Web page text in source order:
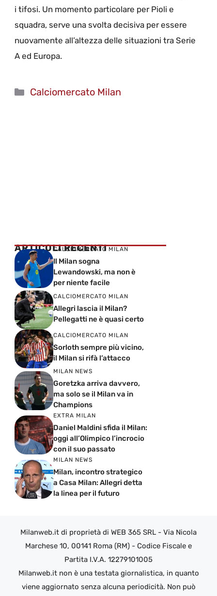
i tifosi. Un momento particolare per Pioli e
squadra, serve una svolta decisiva per essere
nuovamente all’altezza delle situazioni tra Serie
A ed Europa.
Categorie
Calciomercato Milan
ARTICOLI RECENTI
CALCIOMERCATO MILAN
Il Milan sogna
Lewandowski, ma non è
per niente facile
CALCIOMERCATO MILAN
Allegri lascia il Milan?
Pellegatti ne è quasi certo
CALCIOMERCATO MILAN
Sorloth sempre più vicino,
il Milan si rifà l’attacco
MILAN NEWS
Goretzka arriva davvero,
ma solo se il Milan va in
Champions
EXTRA MILAN
Daniel Maldini sfida il Milan:
oggi all’Olimpico l’incrocio
con il suo passato
MILAN NEWS
Milan, incontro strategico
a Casa Milan: Allegri detta
la linea per il futuro
Milanweb.it di proprietà di WEB 365 SRL - Via Nicola
Marchese 10, 00141 Roma (RM) - Codice Fiscale e
Partita I.V.A. 12279101005
Milanweb.it non è una testata giornalistica, in quanto
viene aggiornato senza alcuna periodicità. Non può